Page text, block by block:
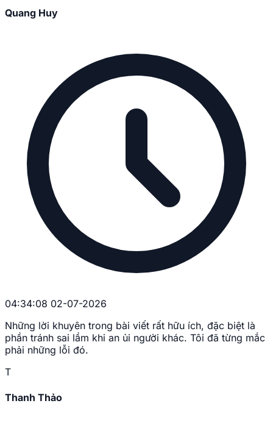
Quang Huy
04:34:08 02-07-2026
Những lời khuyên trong bài viết rất hữu ích, đặc biệt là
phần tránh sai lầm khi an ủi người khác. Tôi đã từng mắc
phải những lỗi đó.
T
Thanh Thảo